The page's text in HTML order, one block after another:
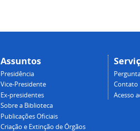
Assuntos
Presidência
Vice-Presidente
Ex-presidentes
Sobre a Biblioteca
Publicações Oficiais
Criação e Extinção de Órgãos
Contato
Acesso